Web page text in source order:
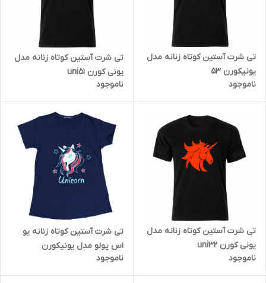
تی شرت آستین کوتاه زنانه مدل
یونیکورن 53
ناموجود
تی شرت آستین کوتاه زنانه مدل
یونی کورن uni51
ناموجود
تی شرت آستین کوتاه زنانه مدل
یونی کورن uni32
ناموجود
تی شرت آستین کوتاه زنانه یو
اس پولو مدل یونیکورن
ناموجود